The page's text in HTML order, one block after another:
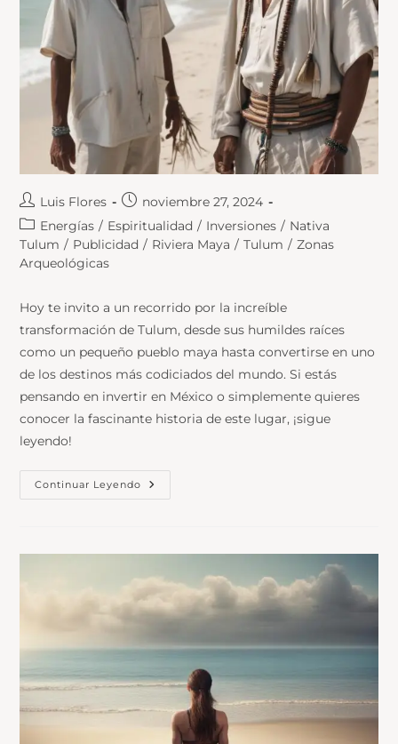
Luis Flores
noviembre 27, 2024
Energías / Espiritualidad / Inversiones / Nativa
Tulum / Publicidad / Riviera Maya / Tulum / Zonas
Arqueológicas
Hoy te invito a un recorrido por la increíble
transformación de Tulum, desde sus humildes raíces
como un pequeño pueblo maya hasta convertirse en uno
de los destinos más codiciados del mundo. Si estás
pensando en invertir en México o simplemente quieres
conocer la fascinante historia de este lugar, ¡sigue
leyendo!
Continuar Leyendo